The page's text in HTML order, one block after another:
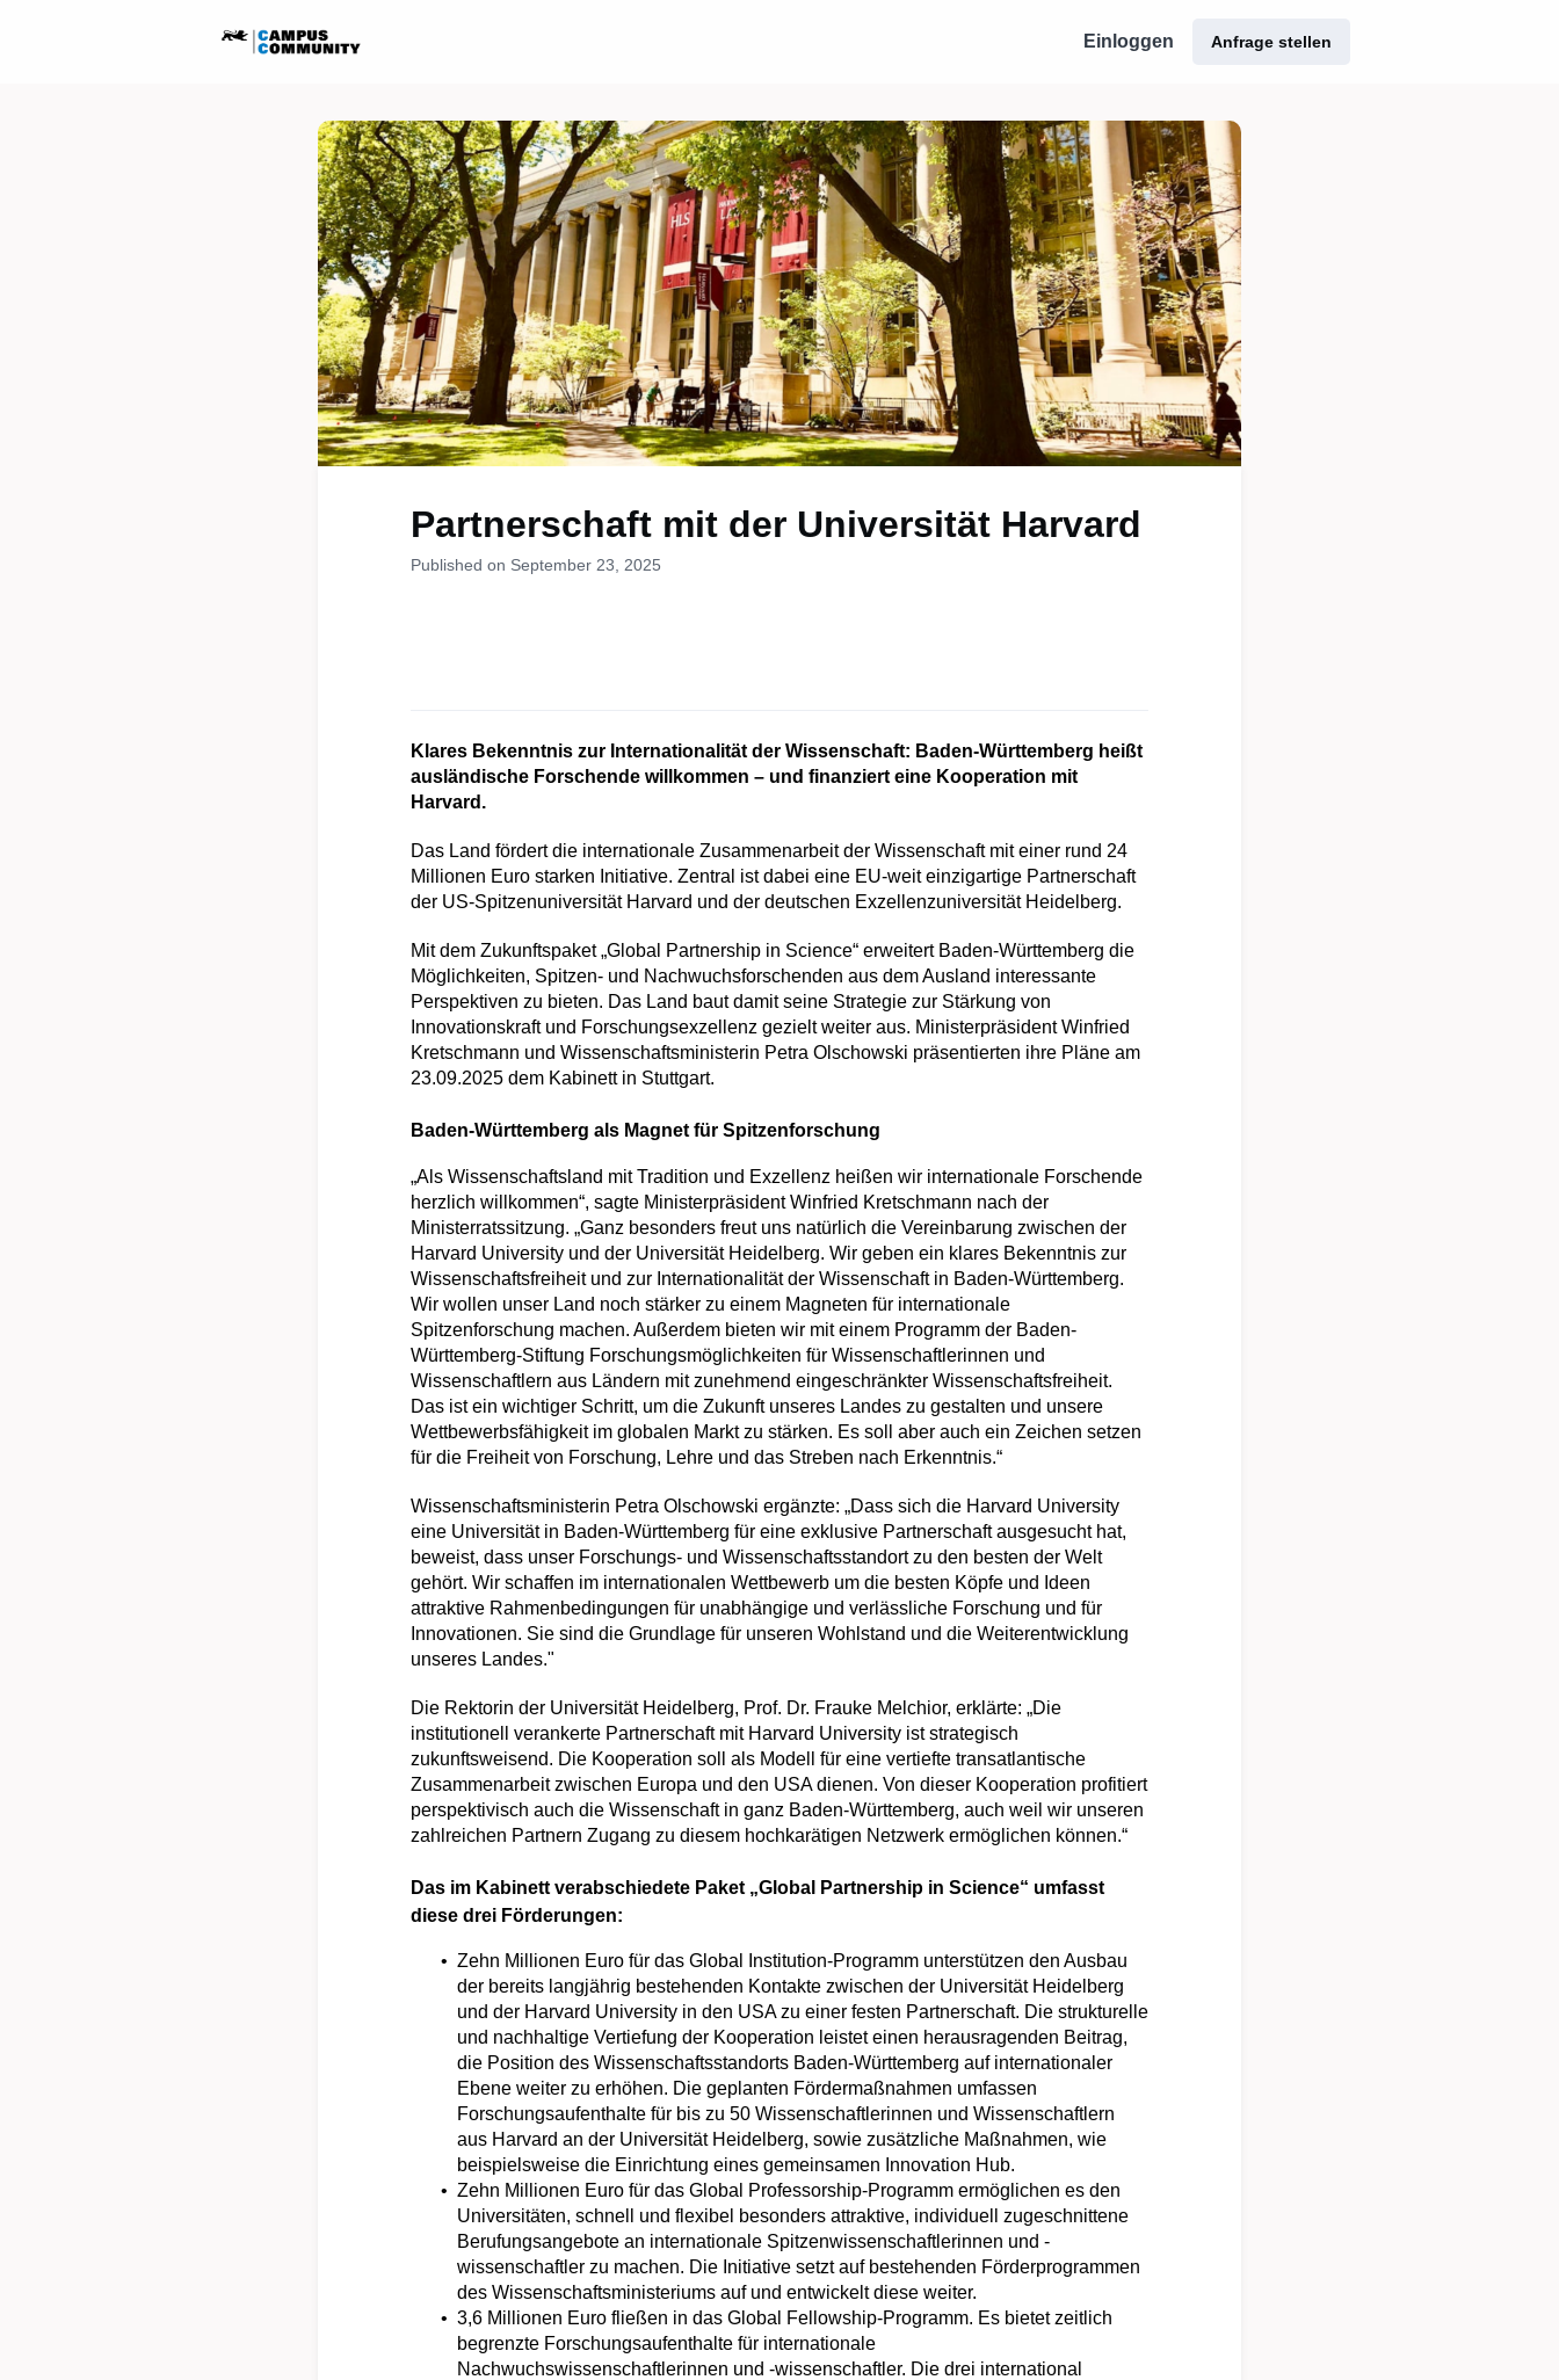
Ausschreibungen/Jobs Kontakt/Recht
Einloggen Anfrage stellen
Partnerschaft mit der Universität Harvard
Published on September 23, 2025
Klares Bekenntnis zur Internationalität der Wissenschaft: Baden-Württemberg heißt
ausländische Forschende willkommen – und finanziert eine Kooperation mit
Harvard.
Das Land fördert die internationale Zusammenarbeit der Wissenschaft mit einer rund 24
Millionen Euro starken Initiative. Zentral ist dabei eine EU-weit einzigartige Partnerschaft
der US-Spitzenuniversität Harvard und der deutschen Exzellenzuniversität Heidelberg.
Mit dem Zukunftspaket „Global Partnership in Science“ erweitert Baden-Württemberg die
Möglichkeiten, Spitzen- und Nachwuchsforschenden aus dem Ausland interessante
Perspektiven zu bieten. Das Land baut damit seine Strategie zur Stärkung von
Innovationskraft und Forschungsexzellenz gezielt weiter aus. Ministerpräsident Winfried
Kretschmann und Wissenschaftsministerin Petra Olschowski präsentierten ihre Pläne am
23.09.2025 dem Kabinett in Stuttgart.
Baden-Württemberg als Magnet für Spitzenforschung
„Als Wissenschaftsland mit Tradition und Exzellenz heißen wir internationale Forschende
herzlich willkommen“, sagte Ministerpräsident Winfried Kretschmann nach der
Ministerratssitzung. „Ganz besonders freut uns natürlich die Vereinbarung zwischen der
Harvard University und der Universität Heidelberg. Wir geben ein klares Bekenntnis zur
Wissenschaftsfreiheit und zur Internationalität der Wissenschaft in Baden-Württemberg.
Wir wollen unser Land noch stärker zu einem Magneten für internationale
Spitzenforschung machen. Außerdem bieten wir mit einem Programm der Baden-
Württemberg-Stiftung Forschungsmöglichkeiten für Wissenschaftlerinnen und
Wissenschaftlern aus Ländern mit zunehmend eingeschränkter Wissenschaftsfreiheit.
Das ist ein wichtiger Schritt, um die Zukunft unseres Landes zu gestalten und unsere
Wettbewerbsfähigkeit im globalen Markt zu stärken. Es soll aber auch ein Zeichen setzen
für die Freiheit von Forschung, Lehre und das Streben nach Erkenntnis.“
Wissenschaftsministerin Petra Olschowski ergänzte: „Dass sich die Harvard University
eine Universität in Baden-Württemberg für eine exklusive Partnerschaft ausgesucht hat,
beweist, dass unser Forschungs- und Wissenschaftsstandort zu den besten der Welt
gehört. Wir schaffen im internationalen Wettbewerb um die besten Köpfe und Ideen
attraktive Rahmenbedingungen für unabhängige und verlässliche Forschung und für
Innovationen. Sie sind die Grundlage für unseren Wohlstand und die Weiterentwicklung
unseres Landes."
Die Rektorin der Universität Heidelberg, Prof. Dr. Frauke Melchior, erklärte: „Die
institutionell verankerte Partnerschaft mit Harvard University ist strategisch
zukunftsweisend. Die Kooperation soll als Modell für eine vertiefte transatlantische
Zusammenarbeit zwischen Europa und den USA dienen. Von dieser Kooperation profitiert
perspektivisch auch die Wissenschaft in ganz Baden-Württemberg, auch weil wir unseren
zahlreichen Partnern Zugang zu diesem hochkarätigen Netzwerk ermöglichen können.“
Das im Kabinett verabschiedete Paket „Global Partnership in Science“ umfasst
diese drei Förderungen:
Zehn Millionen Euro für das Global Institution-Programm unterstützen den Ausbau
der bereits langjährig bestehenden Kontakte zwischen der Universität Heidelberg
und der Harvard University in den USA zu einer festen Partnerschaft. Die strukturelle
und nachhaltige Vertiefung der Kooperation leistet einen herausragenden Beitrag,
die Position des Wissenschaftsstandorts Baden-Württemberg auf internationaler
Ebene weiter zu erhöhen. Die geplanten Fördermaßnahmen umfassen
Forschungsaufenthalte für bis zu 50 Wissenschaftlerinnen und Wissenschaftlern
aus Harvard an der Universität Heidelberg, sowie zusätzliche Maßnahmen, wie
beispielsweise die Einrichtung eines gemeinsamen Innovation Hub.
Zehn Millionen Euro für das Global Professorship-Programm ermöglichen es den
Universitäten, schnell und flexibel besonders attraktive, individuell zugeschnittene
Berufungsangebote an internationale Spitzenwissenschaftlerinnen und -
wissenschaftler zu machen. Die Initiative setzt auf bestehenden Förderprogrammen
des Wissenschaftsministeriums auf und entwickelt diese weiter.
3,6 Millionen Euro fließen in das Global Fellowship-Programm. Es bietet zeitlich
begrenzte Forschungsaufenthalte für internationale
Nachwuchswissenschaftlerinnen und -wissenschaftler. Die drei international